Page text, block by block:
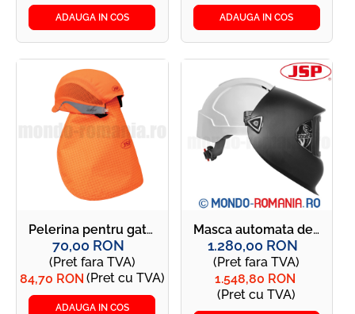
ADAUGA IN COS ADAUGA IN COS
Pelerina pentru gat JSP orange AHV150-001-600
70,00 RON
(Pret fara TVA)
84,70 RON (Pret cu TVA)
ADAUGA IN COS
Masca automata de sudura, cu cristale lichide si casca de protectie JSP EVOLite - JSP EVOLite Cobra DIN 9-13
1.280,00 RON
(Pret fara TVA)
1.548,80 RON
(Pret cu TVA)